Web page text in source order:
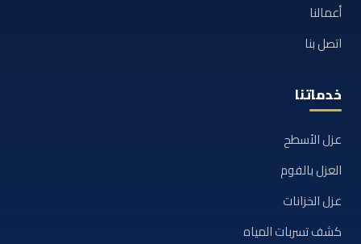
أعمالنا
اتصل بنا
خدماتنا
عزل الأسطح
العزل بالفوم
عزل الخزانات
كشف تسربات المياه